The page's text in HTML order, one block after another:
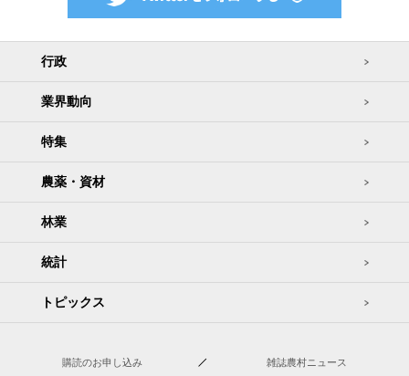
行政
業界動向
特集
農薬・資材
林業
統計
トピックス
購読のお申し込み 雑誌農村ニュース